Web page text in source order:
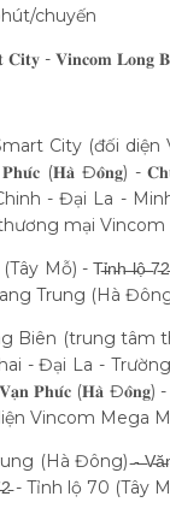
chuyến
- 𝐕𝐢𝐧𝐜𝐨𝐦 𝐋𝐨𝐧𝐠
City (đối
(𝐇𝐚̀ Đ𝐨̂𝐧𝐠) -
- Đại La -
mại Vincom
Mỗ) - T̵ỉ̵n̵h̵ ̵l̵ộ̵
Trung (Hà
Biên (trung tâm
- Đại La -
𝐏𝐡𝐮́𝐜 (𝐇𝐚̀ Đ𝐨̂𝐧𝐠)
Vincom Mega
(Hà Đông) ̵-̵ ̵V̵ă̵n̵
- Tỉnh lộ 70 (Tây